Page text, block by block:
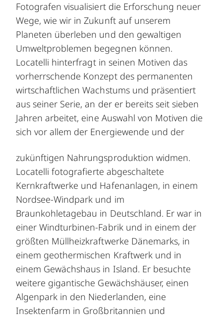
Fotografen visualisiert die Erforschung neuer
Wege, wie wir in Zukunft auf unserem
Planeten überleben und den gewaltigen
Umweltproblemen begegnen können.
Locatelli hinterfragt in seinen Motiven das
vorherrschende Konzept des permanenten
wirtschaftlichen Wachstums und präsentiert
aus seiner Serie, an der er bereits seit sieben
Jahren arbeitet, eine Auswahl von Motiven die
sich vor allem der Energiewende und der
zukünftigen Nahrungsproduktion widmen.
Locatelli fotografierte abgeschaltete
Kernkraftwerke und Hafenanlagen, in einem
Nordsee-Windpark und im
Braunkohletagebau in Deutschland. Er war in
einer Windturbinen-Fabrik und in einem der
größten Müllheizkraftwerke Dänemarks, in
einem geothermischen Kraftwerk und in
einem Gewächshaus in Island. Er besuchte
weitere gigantische Gewächshäuser, einen
Algenpark in den Niederlanden, eine
Insektenfarm in Großbritannien und